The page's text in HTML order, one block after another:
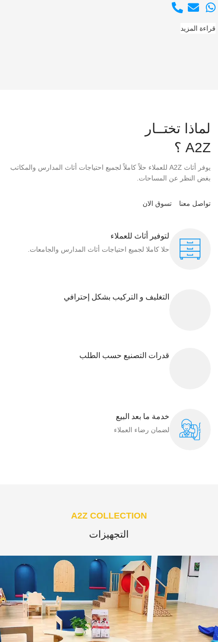
قراءة المزيد
لماذا تختــار
A2Z ؟
يوفر أثاث A2Z للعملاء حلاً كاملاً لجميع احتياجات أثاث المدارس والمكاتب
بغض النظر عن المساحات.
تواصل معنا تسوق الان
لتوفير أثاث للعملاء
حلا كاملا لجميع احتياجات أثاث المدارس والجامعات.
التغليف و التركيب بشكل إحترافي
قدرات التصنيع حسب الطلب
خدمة ما بعد البيع
لضمان رضاء العملاء​
A2Z COLLECTION
التجهيزات